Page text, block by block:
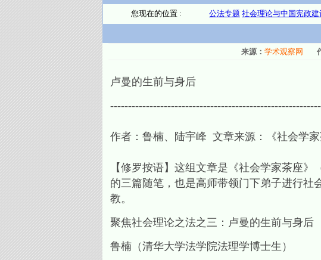
您现在的位置 : 公法专题 社会理论与中国宪政建
来源： 学术观察网
卢曼的生前与身后
作者：鲁楠、陆宇峰 文章来源：《社会学
【修罗按语】这组文章是《社会学家茶座
的三篇随笔，也是高师带领门下弟子进行社
教。
聚焦社会理论之法之三：卢曼的生前与身后
鲁楠（清华大学法学院法理学博士生）